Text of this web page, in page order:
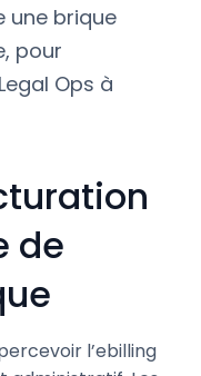
une brique
pour
Ops à
de
l’ebilling